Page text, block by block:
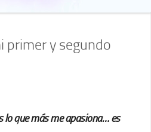
primer y segundo
lo que más me apasiona…es